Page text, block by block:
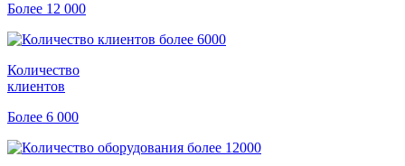
Более 12 000
Количество
клиентов
Более 6 000